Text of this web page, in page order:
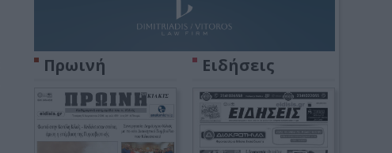
Πρωινή Ειδήσεις